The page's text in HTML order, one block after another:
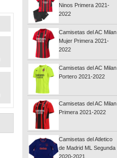
Ninos Primera 2021-
2022
Camisetas del AC Milan
Mujer Primera 2021-
2022
Camisetas del AC Milan
Portero 2021-2022
Camisetas del AC Milan
Primera 2021-2022
Camisetas del Atletico
de Madrid ML Segunda
2020-2021